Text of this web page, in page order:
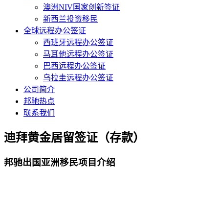
澳洲NIV国家创新签证
新西兰投资移民
全球远程办公签证
西班牙远程办公签证
马耳他远程办公签证
巴西远程办公签证
乌拉圭远程办公签证
公司简介
邦驰热点
联系我们
迪拜黄金居留签证（存款）
邦驰出国亚洲移民项目介绍